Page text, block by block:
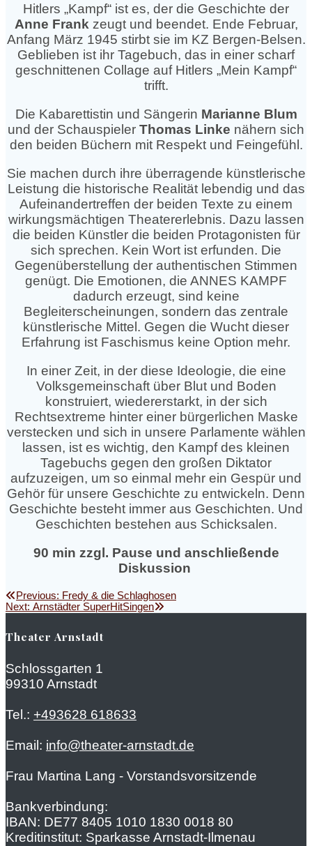
Hitlers „Kampf“ ist es, der die Geschichte der
Anne Frank zeugt und beendet. Ende Februar,
Anfang März 1945 stirbt sie im KZ Bergen-Belsen.
Geblieben ist ihr Tagebuch, das in einer scharf
geschnittenen Collage auf Hitlers „Mein Kampf“
trifft.
Die Kabarettistin und Sängerin Marianne Blum
und der Schauspieler Thomas Linke nähern sich
den beiden Büchern mit Respekt und Feingefühl.
Sie machen durch ihre überragende künstlerische
Leistung die historische Realität lebendig und das
Aufeinandertreffen der beiden Texte zu einem
wirkungsmächtigen Theatererlebnis. Dazu lassen
die beiden Künstler die beiden Protagonisten für
sich sprechen. Kein Wort ist erfunden. Die
Gegenüberstellung der authentischen Stimmen
genügt. Die Emotionen, die ANNES KAMPF
dadurch erzeugt, sind keine
Begleiterscheinungen, sondern das zentrale
künstlerische Mittel. Gegen die Wucht dieser
Erfahrung ist Faschismus keine Option mehr.
In einer Zeit, in der diese Ideologie, die eine
Volksgemeinschaft über Blut und Boden
konstruiert, wiedererstarkt, in der sich
Rechtsextreme hinter einer bürgerlichen Maske
verstecken und sich in unsere Parlamente wählen
lassen, ist es wichtig, den Kampf des kleinen
Tagebuchs gegen den großen Diktator
aufzuzeigen, um so einmal mehr ein Gespür und
Gehör für unsere Geschichte zu entwickeln. Denn
Geschichte besteht immer aus Geschichten. Und
Geschichten bestehen aus Schicksalen.
90 min zzgl. Pause und anschließende
Diskussion
Beitragsnavigation
Previous: Previous
post:
Fredy & die Schlaghosen
Next: Next
post:
Arnstädter SuperHitSingen
Theater Arnstadt
Schlossgarten 1
99310 Arnstadt
Tel.: +493628 618633
Email: info@theater-arnstadt.de
Frau Martina Lang - Vorstandsvorsitzende
Bankverbindung:
IBAN: DE77 8405 1010 1830 0018 80
Kreditinstitut: Sparkasse Arnstadt-Ilmenau